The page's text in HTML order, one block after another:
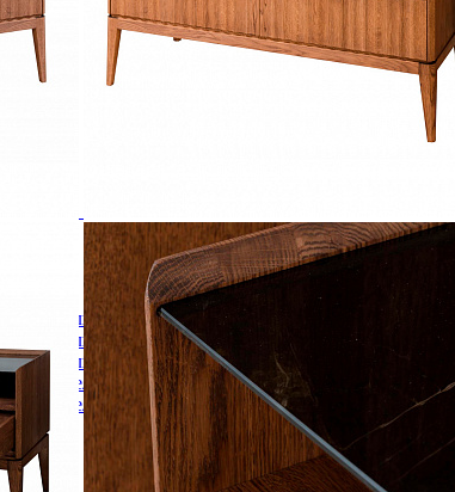
и белья
и белья
и белья
и белья
и белья
белья